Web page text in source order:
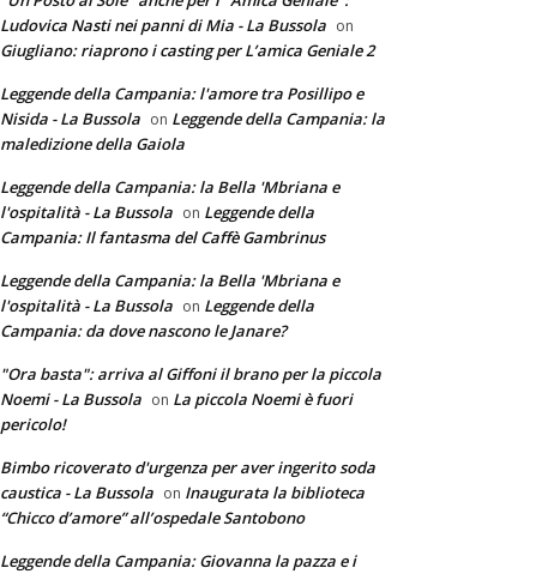
Ludovica Nasti nei panni di Mia - La Bussola on
Giugliano: riaprono i casting per L’amica Geniale 2
Leggende della Campania: l'amore tra Posillipo e
Nisida - La Bussola on Leggende della Campania: la
maledizione della Gaiola
Leggende della Campania: la Bella 'Mbriana e
l'ospitalità - La Bussola on Leggende della
Campania: Il fantasma del Caffè Gambrinus
Leggende della Campania: la Bella 'Mbriana e
l'ospitalità - La Bussola on Leggende della
Campania: da dove nascono le Janare?
"Ora basta": arriva al Giffoni il brano per la piccola
Noemi - La Bussola on La piccola Noemi è fuori
pericolo!
Bimbo ricoverato d'urgenza per aver ingerito soda
caustica - La Bussola on Inaugurata la biblioteca
“Chicco d’amore” all’ospedale Santobono
Leggende della Campania: Giovanna la pazza e i